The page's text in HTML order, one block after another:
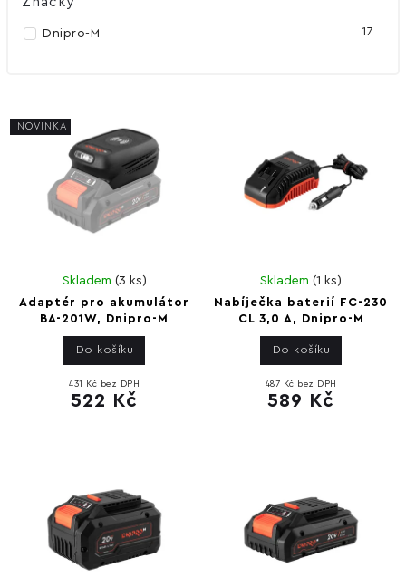
Dnipro-M 17
NOVINKA
Adaptér pro akumulátor
BA-201W, Dnipro-M
Skladem (3 ks)
431 Kč bez DPH
522 Kč
Do košíku
Nabíječka baterií FC-230
CL 3,0 A, Dnipro-M
Skladem(1 ks)
487 Kč bez DPH
589 Kč
Do košíku